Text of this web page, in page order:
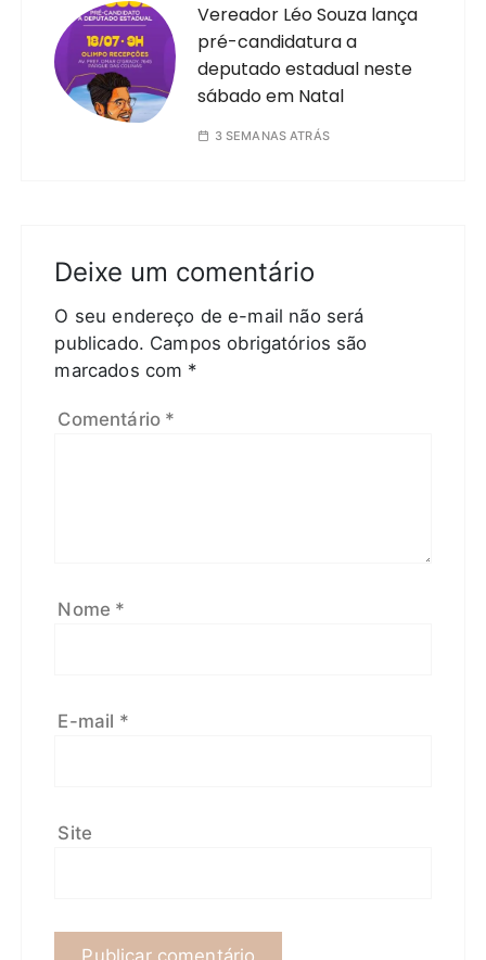
Vereador Léo Souza lança
pré-candidatura a
deputado estadual neste
sábado em Natal
3 SEMANAS ATRÁS
Deixe um comentário
O seu endereço de e-mail não será
publicado. Campos obrigatórios são
marcados com *
Comentário *
Nome *
E-mail *
Site